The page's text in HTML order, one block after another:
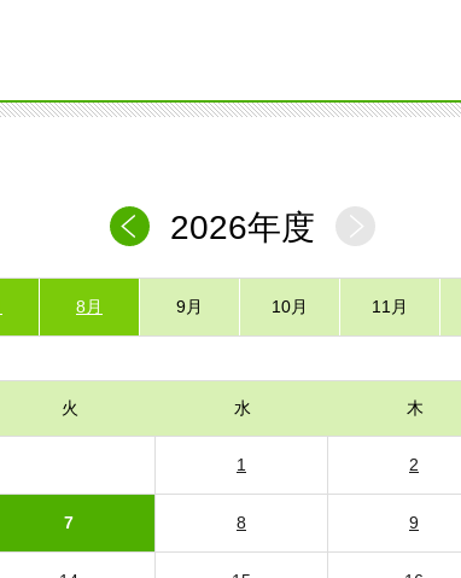
2026年度
8月 9月 10月 11月
火 水 木
1 2
7 8 9